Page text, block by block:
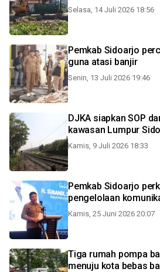
Selasa, 14 Juli 2026 18:56
Pemkab Sidoarjo
guna atasi banjir
Senin, 13 Juli 2026 19:46
DJKA siapkan SOP
kawasan Lumpur
Kamis, 9 Juli 2026 18:33
Pemkab Sidoarjo
pengelolaan
Kamis, 25 Juni 2026 20:07
Tiga rumah pompa
menuju kota bebas